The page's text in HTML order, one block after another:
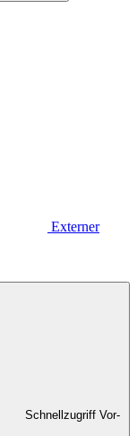
Externer
Schnellzugriff Vor-